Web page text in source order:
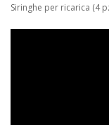
Siringhe per ricarica (4